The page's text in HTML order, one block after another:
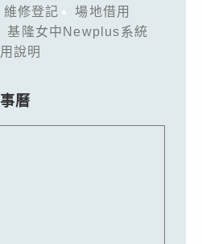
維修登記
場地借用
基隆女中Newplus系統
說明
曆